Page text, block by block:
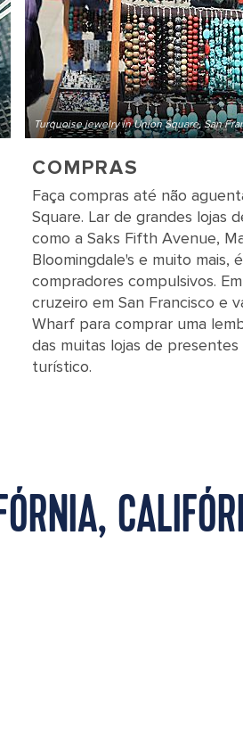
Turquoise jewelry in Union Square, San
COMPRAS
Faça compras até não
Square. Lar de grandes lojas
como a Saks Fifth Avenue,
Bloomingdale's e muito mais,
compradores compulsivos.
cruzeiro em San Francisco e
Wharf para comprar uma
das muitas lojas de
turístico.